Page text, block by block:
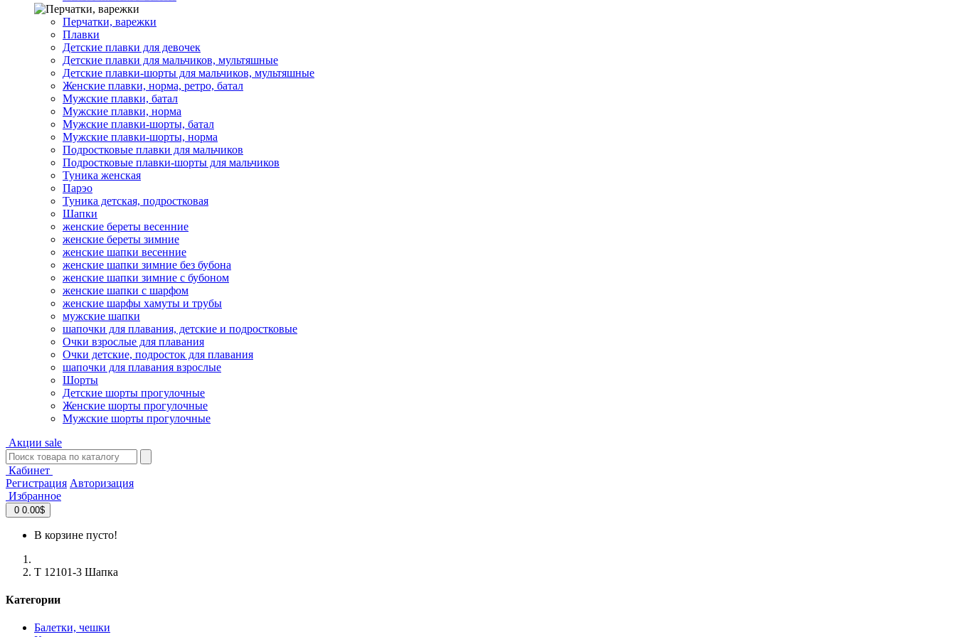
Перчатки, варежки
Плавки
Детские плавки для девочек
Детские плавки для мальчиков, мультяшные
Детские плавки-шорты для мальчиков, мультяшные
Женские плавки, норма, ретро, батал
Мужские плавки, батал
Мужские плавки, норма
Мужские плавки-шорты, батал
Мужские плавки-шорты, норма
Подростковые плавки для мальчиков
Подростковые плавки-шорты для мальчиков
Туникa женская
Парэо
Туника детская, подростковая
Шапки
женские береты весенние
женские береты зимние
женские шапки весенние
женские шапки зимние без бубона
женские шапки зимние с бубоном
женские шапки с шарфом
женские шарфы хамуты и трубы
мужские шапки
шапочки для плавания, детские и подростковые
Очки взрослые для плавания
Очки детские, подросток для плавания
шапочки для плавания взрослые
Шорты
Детские шорты прогулочные
Женские шорты прогулочные
Мужские шорты прогулочные
Акции sale
Кабинет
Регистрация Авторизация
Избранное
0 0.00$
В корзине пусто!
T 12101-3 Шапка
Категории
Балетки, чешки